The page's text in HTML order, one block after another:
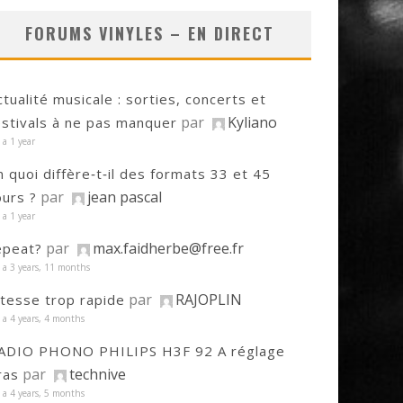
FORUMS VINYLES – EN DIRECT
musicale : sorties, concerts et
à ne pas manquer par Kyliano
a 1 year
quoi diffère‑t‑il des formats 33 et 45
? par jean pascal
a 1 year
par max.faidherbe@free.fr
a 3 years, 11 months
trop rapide par RAJOPLIN
a 4 years, 4 months
PHONO PHILIPS H3F 92 A réglage
par technive
a 4 years, 5 months